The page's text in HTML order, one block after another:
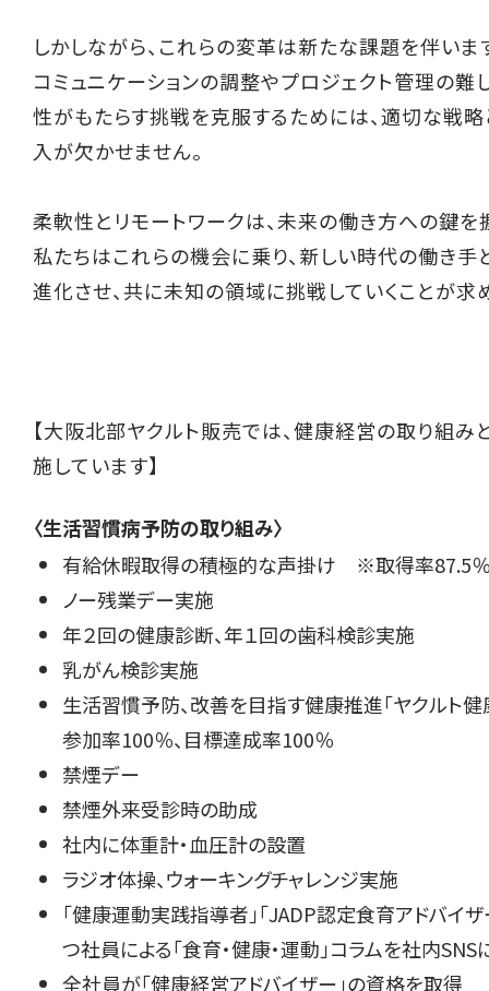
しかしながら、これらの変革は新たな課題を伴いま
コミュニケーションの調整やプロジェクト管理の難
性がもたらす挑戦を克服するためには、適切な戦
入が欠かせません。
柔軟性とリモートワークは、未来の働き方への鍵を
私たちはこれらの機会に乗り、新しい時代の働き手
進化させ、共に未知の領域に挑戦していくことが求
【大阪北部ヤクルト販売では、健康経営の取り組み
施しています】
〈生活習慣病予防の取り組み〉
有給休暇取得の積極的な声掛け ※取得率87.5％
ノー残業デー実施
年２回の健康診断、年１回の歯科検診実施
乳がん検診実施
生活習慣予防、改善を目指す健康推進「ヤクルト
参加率100％、目標達成率100％
禁煙デー
禁煙外来受診時の助成
社内に体重計・血圧計の設置
ラジオ体操、ウォーキングチャレンジ実施
「健康運動実践指導者」「JADP認定食育アドバイ
つ社員による「食育・健康・運動」コラムを社内
全社員が「健康経営アドバイザー」の資格を取得